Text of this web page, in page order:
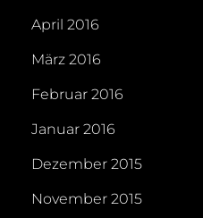
April 2016
März 2016
Februar 2016
Januar 2016
Dezember 2015
November 2015